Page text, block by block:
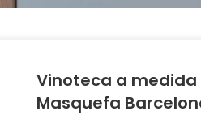
Vinoteca a medida
Masquefa